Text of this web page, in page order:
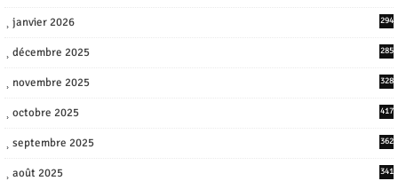
janvier 2026 294
décembre 2025 285
novembre 2025 328
octobre 2025 417
septembre 2025 362
août 2025 341